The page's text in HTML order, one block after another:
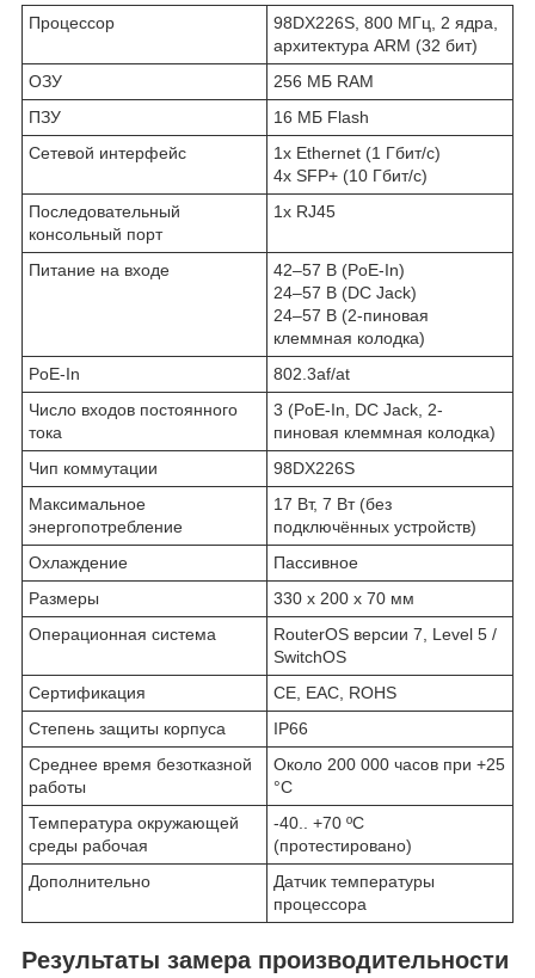
Процессор
98DX226S, 800 МГц, 2 ядра,
архитектура ARM (32 бит)
ОЗУ
256 МБ RAM
ПЗУ
16 МБ Flash
Сетевой интерфейс
1x Ethernet (1 Гбит/с)
4x SFP+ (10 Гбит/с)
Последовательный
консольный порт
1x RJ45
Питание на входе
42–57 В (PoE-In)
24–57 В (DC Jack)
24–57 В (2-пиновая
клеммная колодка)
PoE-In
802.3af/at
Число входов постоянного
тока
3 (PoE-In, DC Jack, 2-
пиновая клеммная колодка)
Чип коммутации
98DX226S
Максимальное
энергопотребление
17 Вт, 7 Вт (без
подключённых устройств)
Охлаждение
Пассивное
Размеры
330 x 200 x 70 мм
Операционная система
RouterOS версии 7, Level 5 /
SwitchOS
Сертификация
CE, EAC, ROHS
Степень защиты корпуса
IP66
Среднее время безотказной
работы
Около 200 000 часов при +25
°C
Температура окружающей
среды рабочая
-40.. +70 ºС
(протестировано)
Дополнительно
Датчик температуры
процессора
Результаты замера производительности